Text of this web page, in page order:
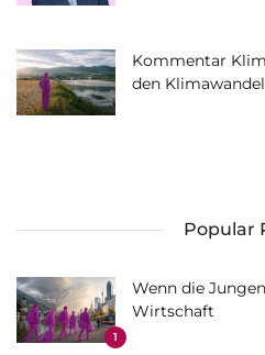
Kommentar
den
Popular
1
Wenn die
Wirtschaft